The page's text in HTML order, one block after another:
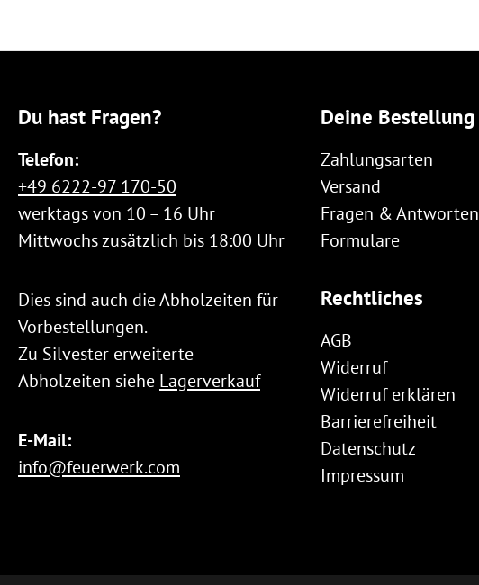
Du hast Fragen?
Telefon:
+49 6222-97 170-50
werktags von 10 – 16 Uhr
Mittwochs zusätzlich bis 18:00 Uhr
Dies sind auch die Abholzeiten für
Vorbestellungen.
Zu Silvester erweiterte
Abholzeiten siehe Lagerverkauf
E-Mail:
info@feuerwerk.com
Deine Bestellung
Zahlungsarten
Versand
Fragen & Antworten
Formulare
Rechtliches
AGB
Widerruf
Widerruf erklären
Barrierefreiheit
Datenschutz
Impressum